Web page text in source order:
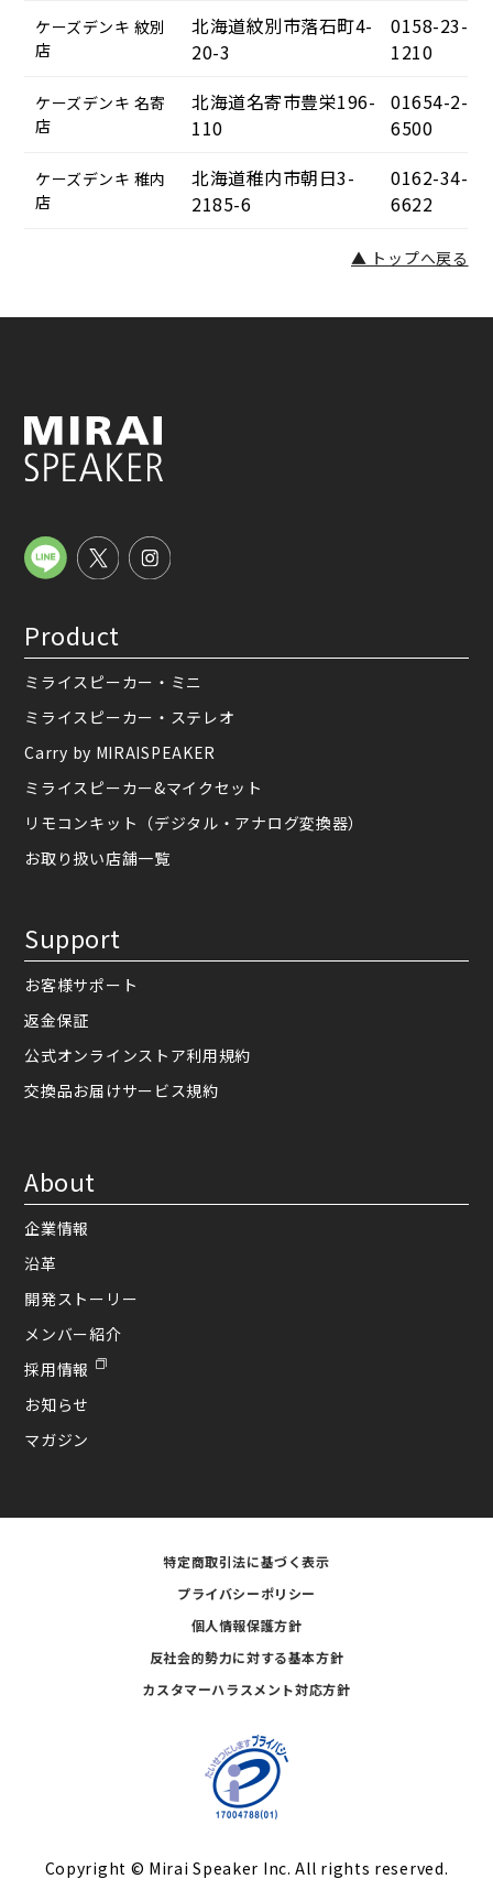
ケーズデンキ 紋別
店
北海道紋別市落石町4-
20-3
0158-23-
1210
ケーズデンキ 名寄
店
北海道名寄市豊栄196-
110
01654-2-
6500
ケーズデンキ 稚内
店
北海道稚内市朝日3-
2185-6
0162-34-
6622
▲ トップへ戻る
Product
ミライスピーカー・ミニ
ミライスピーカー・ステレオ
Carry by MIRAISPEAKER
ミライスピーカー&マイクセット
リモコンキット（デジタル・アナログ変換器）
お取り扱い店舗一覧
Support
お客様サポート
返金保証
公式オンラインストア利用規約
交換品お届けサービス規約
About
企業情報
沿革
開発ストーリー
メンバー紹介
採用情報
お知らせ
マガジン
特定商取引法に基づく表示
プライバシーポリシー
個人情報保護方針
反社会的勢力に対する基本方針
カスタマーハラスメント対応方針
Copyright © Mirai Speaker Inc. All rights reserved.